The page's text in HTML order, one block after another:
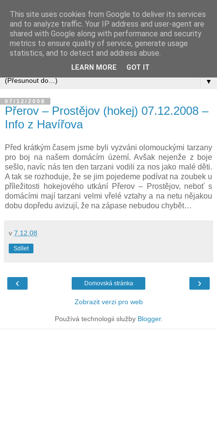
▼
07/12/2008
Přerov – Prostějov (hokej) 07.12.2008 –
Info z Havířova
Před krátkým časem jsme byli vyzváni olomouckými tarzany
pro boj na našem domácím území. Avšak nejenže z boje
sešlo, navíc nás ten den tarzani vodili za nos jako malé děti.
A tak se rozhoduje, že se jim pojedeme podívat na zoubek u
příležitosti hokejového utkání Přerov – Prostějov, neboť s
domácími mají tarzani velmi vřelé vztahy a na netu nějakou
dobu dopředu avizují, že na zápase nebudou chybět…
v 7.12.08
Sdílet
‹ ›
Domovská stránka
Zobrazit verzi pro web
Používá technologii služby Blogger.
This site uses cookies from Google to deliver its services
and to analyze traffic. Your IP address and user-agent are
shared with Google along with performance and security
metrics to ensure quality of service, generate usage
statistics, and to detect and address abuse.
LEARN MORE GOT IT